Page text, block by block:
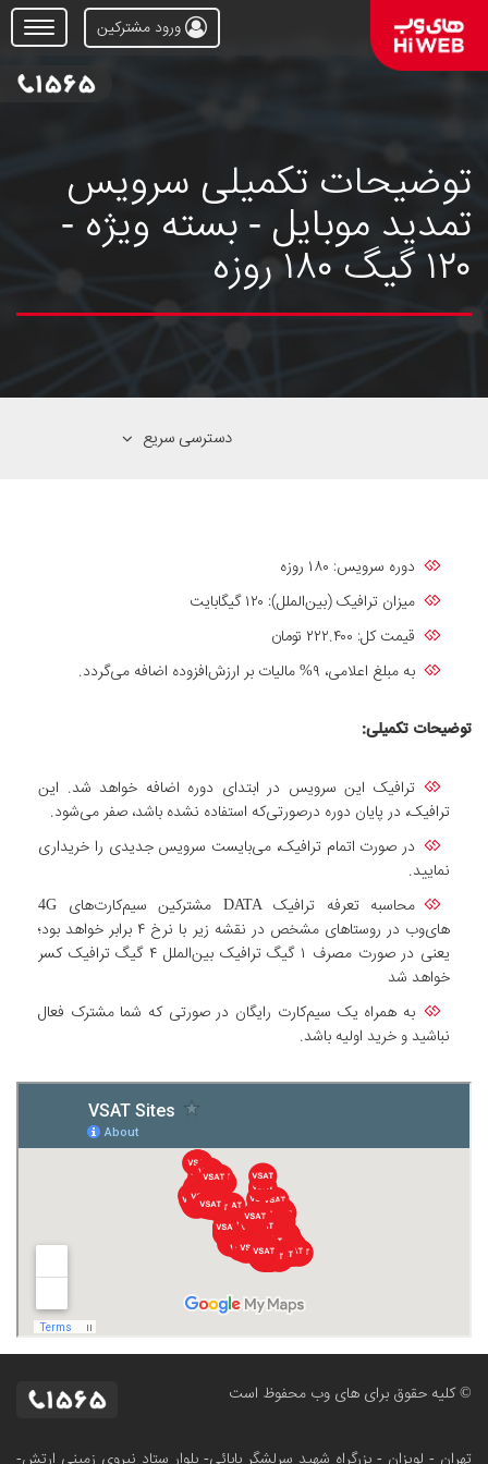
Open
Menu
ورود مشترکین
توضیحات تکمیلی سرویس
تمدید موبایل - بسته ویژه -
۱۲۰ گیگ ۱۸۰ روزه
دسترسی سریع
دوره سرویس: ۱۸۰ روزه
میزان ترافیک (بین‌الملل): ۱۲۰ گیگابایت
قیمت کل: ۲۲۲.۴۰۰ تومان
به مبلغ اعلامی، ۹% مالیات بر ارزش‌افزوده اضافه می‌گردد.
توضیحات تکمیلی:
ترافیک این سرویس در ابتدای دوره اضافه خواهد شد. این
ترافیک، در پایان دوره درصورتی‌که استفاده‌ نشده باشد، صفر می‌شود.
در صورت اتمام ترافیک، می‌بایست سرویس جدیدی را خریداری
نمایید.
محاسبه تعرفه ترافیک DATA مشترکین سیم‌کارت‌های 4G
های‌وب در روستاهای مشخص در نقشه زیر با نرخ ۴ برابر خواهد بود؛
یعنی در صورت مصرف ۱ گیگ ترافیک بین‌الملل ۴ گیگ ترافیک کسر
خواهد شد
به همراه یک سیم‌کارت رایگان در صورتی که شما مشترک فعال
نباشید و خرید اولیه باشد.
© کلیه حقوق برای های وب محفوظ است